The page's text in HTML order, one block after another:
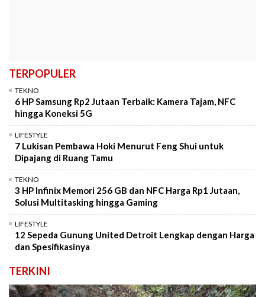
TERPOPULER
TEKNO
6 HP Samsung Rp2 Jutaan Terbaik: Kamera Tajam, NFC
hingga Koneksi 5G
LIFESTYLE
7 Lukisan Pembawa Hoki Menurut Feng Shui untuk
Dipajang di Ruang Tamu
TEKNO
3 HP Infinix Memori 256 GB dan NFC Harga Rp1 Jutaan,
Solusi Multitasking hingga Gaming
LIFESTYLE
12 Sepeda Gunung United Detroit Lengkap dengan Harga
dan Spesifikasinya
TERKINI